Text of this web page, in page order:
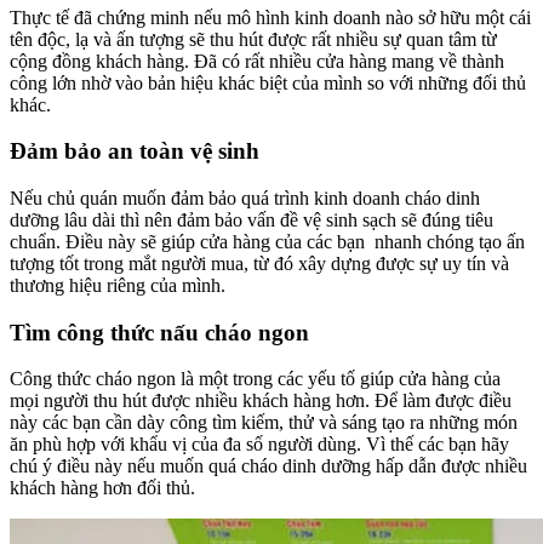
Thực tế đã chứng minh nếu mô hình kinh doanh nào sở hữu một cái
tên độc, lạ và ấn tượng sẽ thu hút được rất nhiều sự quan tâm từ
cộng đồng khách hàng. Đã có rất nhiều cửa hàng mang về thành
công lớn nhờ vào bản hiệu khác biệt của mình so với những đối thủ
khác.
Đảm bảo an toàn vệ sinh
Nếu chủ quán muốn đảm bảo quá trình kinh doanh cháo dinh
dưỡng lâu dài thì nên đảm bảo vấn đề vệ sinh sạch sẽ đúng tiêu
chuẩn. Điều này sẽ giúp cửa hàng của các bạn nhanh chóng tạo ấn
tượng tốt trong mắt người mua, từ đó xây dựng được sự uy tín và
thương hiệu riêng của mình.
Tìm công thức nấu cháo ngon
Công thức cháo ngon là một trong các yếu tố giúp cửa hàng của
mọi người thu hút được nhiều khách hàng hơn. Để làm được điều
này các bạn cần dày công tìm kiếm, thử và sáng tạo ra những món
ăn phù hợp với khẩu vị của đa số người dùng. Vì thế các bạn hãy
chú ý điều này nếu muốn quá cháo dinh dưỡng hấp dẫn được nhiều
khách hàng hơn đối thủ.